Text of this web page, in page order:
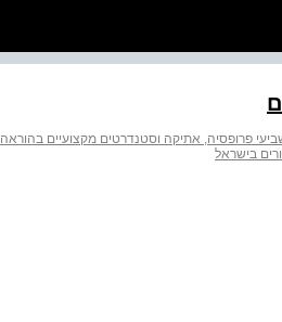
פרופסיה, אתיקה וסטנדרטים מקצועיים בהוראה
בישראל